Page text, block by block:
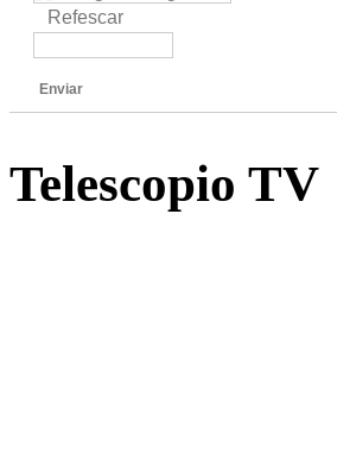
Refescar
Enviar
Telescopio TV